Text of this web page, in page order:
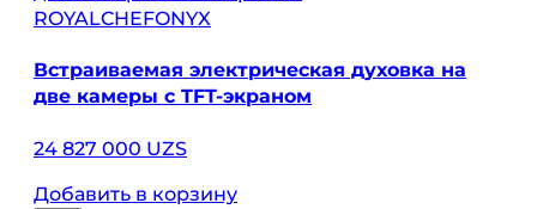
ROYALCHEFONYX
Встраиваемая электрическая духовка на
две камеры с TFT-экраном
24 827 000 UZS
Добавить в корзину